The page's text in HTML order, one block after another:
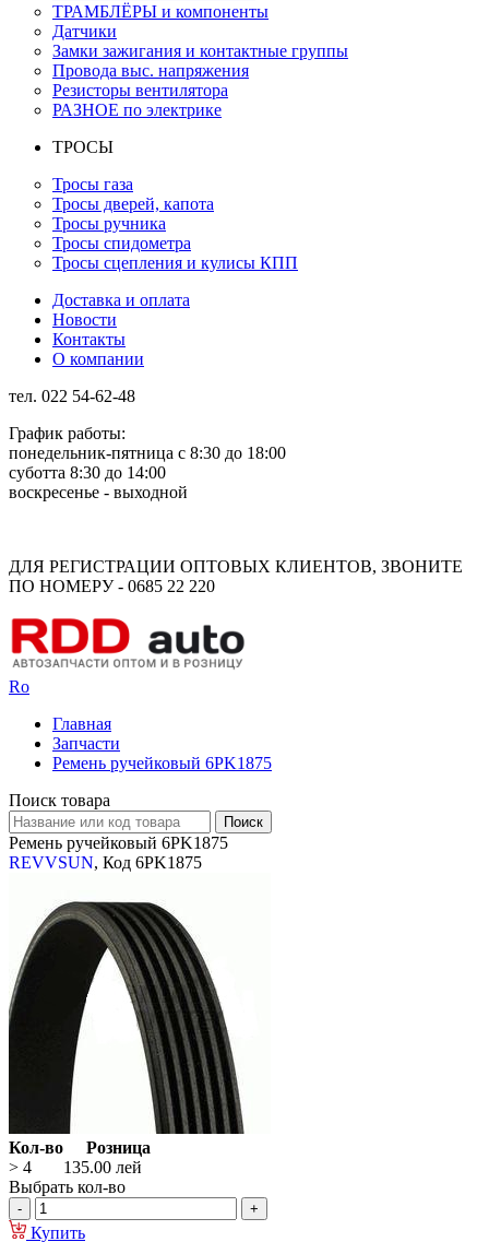
ТРАМБЛЁРЫ и компоненты
Датчики
Замки зажигания и контактные группы
Провода выс. напряжения
Резисторы вентилятора
РАЗНОЕ по электрике
ТРОСЫ
Тросы газа
Тросы дверей, капота
Тросы ручника
Тросы спидометра
Тросы сцепления и кулисы КПП
Доставка и оплата
Новости
Контакты
О компании
тел. 022 54-62-48
График работы:
понедельник-пятница с 8:30 до 18:00
суботта 8:30 до 14:00
воскресенье - выходной
ДЛЯ РЕГИСТРАЦИИ ОПТОВЫХ КЛИЕНТОВ, ЗВОНИТЕ
ПО НОМЕРУ - 0685 22 220
Ro
Главная
Запчасти
Ремень ручейковый 6PK1875
Поиск товара
Ремень ручейковый 6PK1875
REVVSUN, Код 6PK1875
Кол-во
Розница
> 4
135.00 лей
Выбрать кол-во
Купить